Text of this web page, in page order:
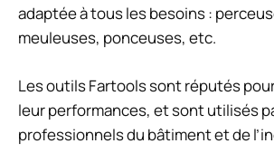
adaptée à tous les besoins :
meuleuses, ponceuses, etc.
Les outils Fartools sont réputés
leur performances, et sont utilisés
professionnels du bâtiment et de